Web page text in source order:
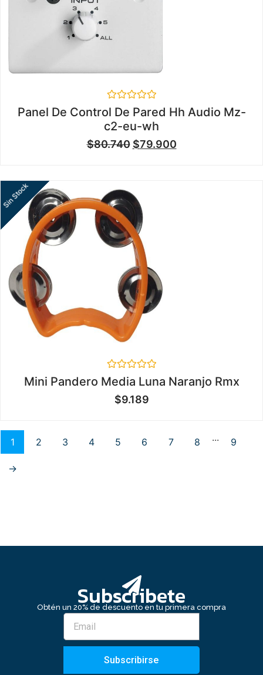
Valorado
en
0
de
5
Panel De Control De Pared Hh Audio Mz-
c2-eu-wh
$80.740 $79.900
Sin Stock
Valorado
en
de
Mini Pandero Media Luna Naranjo Rmx
$9.189
1 2 3 4 5 6 7 8 ... 9
→
Subscribete
Obtén un 20% de descuento en tu primera compra
Subscribirse